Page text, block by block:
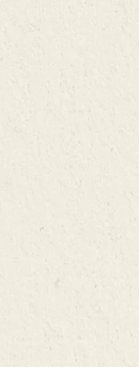
変化や光に弱く、鮮度が
美味しくお召し上がりい
間の経過とともに風味は
蔵保管の上、出来るだけお
タビューなどを掲載した
リジナルおちょこと「ク
けします。
能です。また、解約金も発
イページよりお手続きい
。再配達または翌月の定
す。※再配送料を請求する
か？
達可能地域につきまして
面で自動的に割引になり